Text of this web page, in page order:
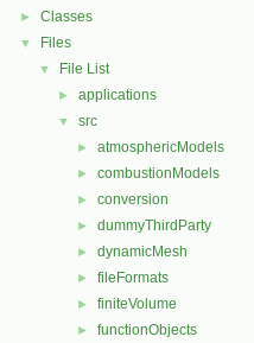
► Classes
▼ Files
▼ File List
► applications
▼ src
► atmosphericModels
► combustionModels
► conversion
► dummyThirdParty
► dynamicMesh
► fileFormats
► finiteVolume
► functionObjects